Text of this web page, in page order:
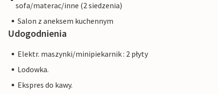
sofa/materac/inne (2 siedzenia)
Salon z aneksem kuchennym
Udogodnienia
Elektr. maszynki/minipiekarnik : 2 płyty
Lodowka.
Ekspres do kawy.